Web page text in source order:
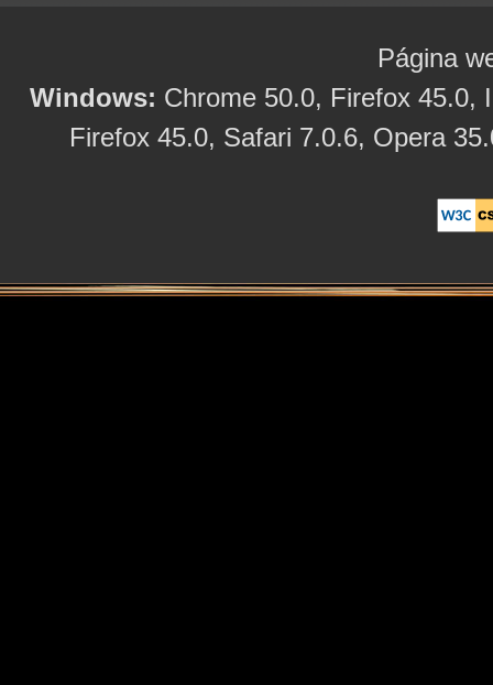
Página
Windows: Chrome 50.0, Firefox 45.0,
Firefox 45.0, Safari 7.0.6, Opera